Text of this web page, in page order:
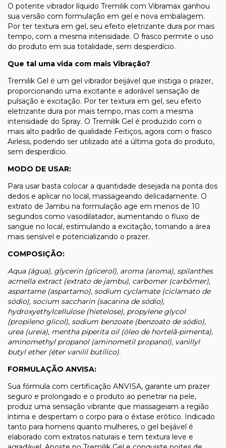
O potente vibrador líquido Tremilik com Vibramax ganhou
sua versão com formulação em gel e nova embalagem.
Por ter textura em gel, seu efeito eletrizante dura por mais
tempo, com a mesma intensidade. O frasco permite o uso
do produto em sua totalidade, sem desperdício.
Que tal uma vida com mais Vibração?
Tremilik Gel é um gel vibrador beijável que instiga o prazer,
proporcionando uma excitante e adorável sensação de
pulsação e excitação. Por ter textura em gel, seu efeito
eletrizante dura por mais tempo, mas com a mesma
intensidade do Spray. O Tremilik Gel é produzido com o
mais alto padrão de qualidade Feitiços, agora com o frasco
Airless, podendo ser utilizado até a última gota do produto,
sem desperdício.
MODO DE USAR:
Para usar basta colocar a quantidade desejada na ponta dos
dedos e aplicar no local, massageando delicadamente. O
extrato de Jambu na formulação age em menos de 10
segundos como vasodilatador, aumentando o fluxo de
sangue no local, estimulando a excitação, tornando a área
mais sensível e potencializando o prazer.
COMPOSIÇÃO:
Aqua (água), glycerin (glicerol), aroma (aroma), spilanthes
acmella extract (extrato de jambu), carbomer (carbômer),
aspartame (aspartamo), sodium cyclamate (ciclamato de
sódio), socium saccharin (sacarina de sódio),
hydroxyethylcellulose (hietelose), propylene glycol
(propileno glicol), sodium benzoate (benzoato de sódio),
urea (ureia), mentha piperita oil (óleo de hortelã-pimenta),
aminomethyl propanol (aminometil propanol), vanillyl
butyl ether (éter vanilil butílico).
FORMULAÇÃO ANVISA:
Sua fórmula com certificação ANVISA, garante um prazer
seguro e prolongado e o produto ao penetrar na pele,
produz uma sensação vibrante que massageiam a região
íntima e despertam o corpo para o êxtase erótico. Indicado
tanto para homens quanto mulheres, o gel beijável é
elaborado com extratos naturais e tem textura leve e